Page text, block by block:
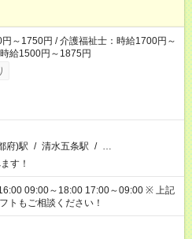
～1750円 / 介護福祉士：時給1700円～
給1500円～1875円
府)駅 / 清水五条駅 / …
す！
09:00～18:00 17:00～09:00 ※ 上記
トもご相談ください！